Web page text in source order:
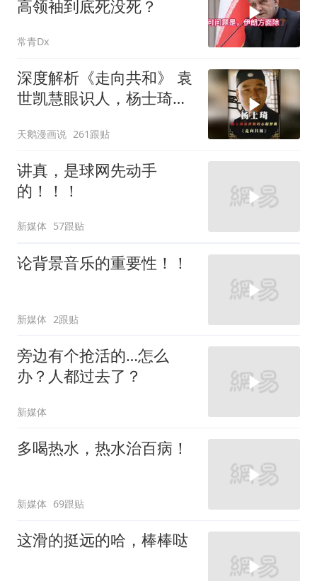
高领袖到底死没死？
常青Dx
深度解析《走向共和》 袁
世凯慧眼识人，杨士琦确
天鹅漫画说 261跟贴
讲真，是球网先动手
的！！！
新媒体 57跟贴
论背景音乐的重要性！！
新媒体 2跟贴
旁边有个抢活的…怎么
办？人都过去了？
新媒体
多喝热水，热水治百病！
新媒体 69跟贴
这滑的挺远的哈，棒棒哒